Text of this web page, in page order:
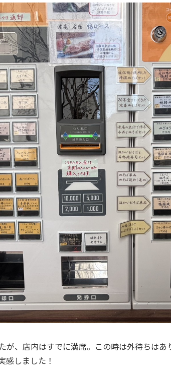
が、店内はすでに満席。この時は外待ちは
感しました！